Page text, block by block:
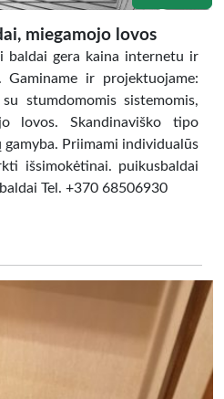
miegamojo lovos
baldai gera kaina internetu ir
Gaminame ir projektuojame:
stumdomomis sistemomis,
lovos. Skandinaviško tipo
Priimami individualūs
išsimokėtinai. puikusbaldai
Tel. +370 68506930